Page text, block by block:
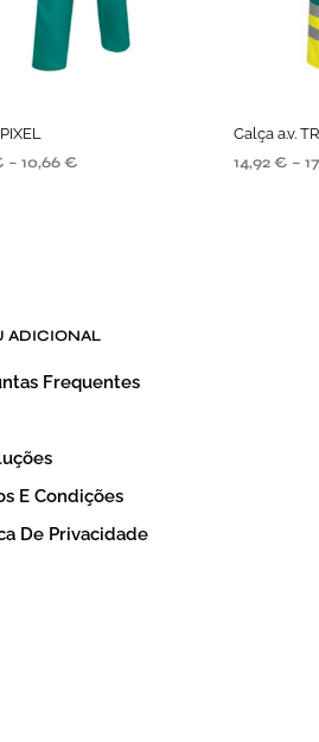
– 10,66€
Calça a.v.
14,92€ –
ADICIONAL
Frequentes
E Condições
De Privacidade